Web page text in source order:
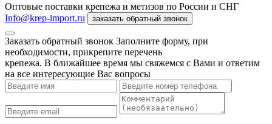
Оптовые поставки крепежа и метизов по России и СНГ
Info@krep-import.ru
заказать обратный звонок
Заказать обратный звонок Заполните форму, при
необходимости, прикрепите перечень
крепежа. В ближайшее время мы свяжемся с Вами и ответим
на все интересующие Вас вопросы